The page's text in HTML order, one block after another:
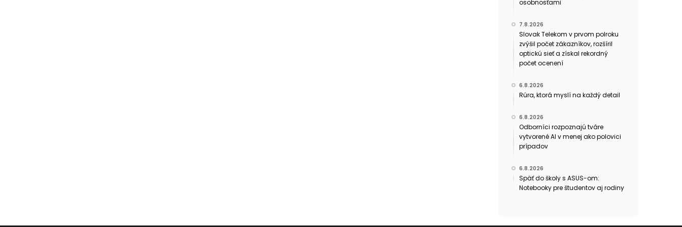
osobnosťami
7.8.2026
Slovak Telekom v prvom polroku
zvýšil počet zákazníkov, rozšíril
optickú sieť a získal rekordný
počet ocenení
6.8.2026
Rúra, ktorá myslí na každý detail
6.8.2026
Odborníci rozpoznajú tváre
vytvorené AI v menej ako polovici
prípadov
6.8.2026
Späť do školy s ASUS-om:
Notebooky pre študentov aj rodiny